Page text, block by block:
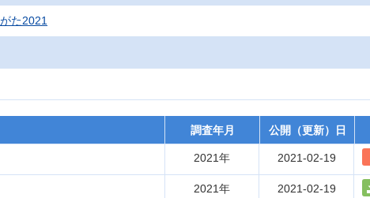
た2021
調査年月 公開（更新）日
2021年 2021-02-19
2021年 2021-02-19